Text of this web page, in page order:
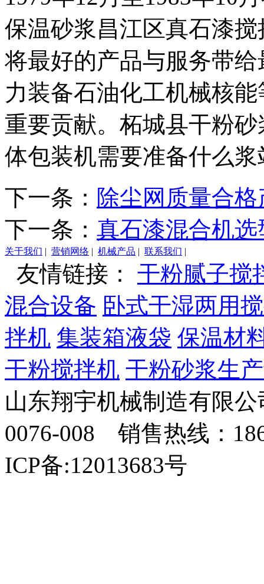
保温砂浆昌江区真石漆
将最好的产品与服务带
力装备石油化工机械核
重要贡献。柘城县干粉
体包装机需要准备什么浆
下一条： 除尘网质量合格
下一条： 真石漆混合机选
关于我们 | 营销网络 | 机械产品 | 联系我们 |
友情链接： 干粉腻子搅
混合设备 卧式干湿两用
拌机 集装箱液袋 保温材
干粉搅拌机 干粉砂浆生
山东翔宇机械制造有限
0076-008 销售热线：
ICP备:12013683号